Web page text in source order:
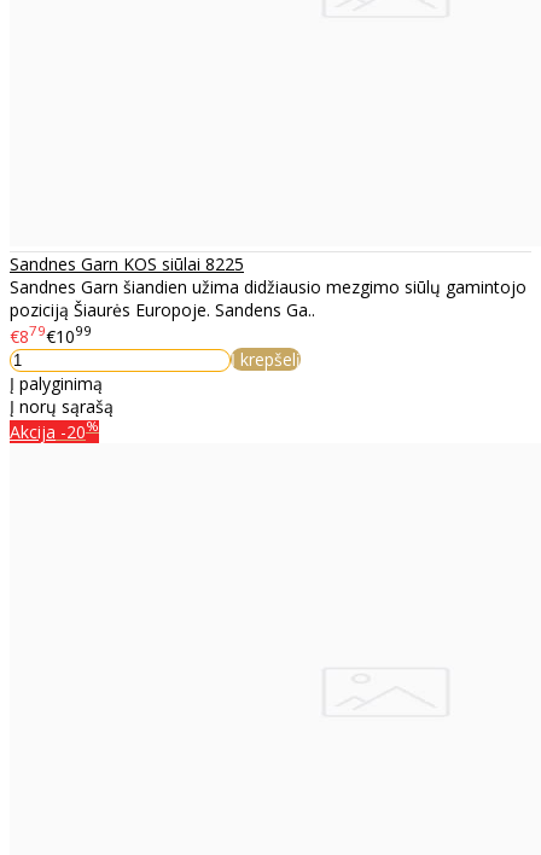
Sandnes Garn KOS siūlai 8225
Sandnes Garn šiandien užima didžiausio mezgimo siūlų gamintojo
poziciją Šiaurės Europoje. Sandens Ga..
€879€1099
Į krepšelį
Į palyginimą
Į norų sąrašą
Akcija -20%